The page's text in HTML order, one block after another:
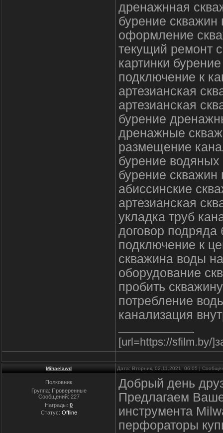
дренажнная
бурение скважин
оформление
текущий ремонт
картинки
подключение к
артезианская
артезианская
бурение
дренажные
размещение
бурение водяных
бурение скважин
абиссинские
артезианская
укладка труб
договор подряда
подключение к
скважина воды
оборудование
пробить
потребление
канализация
[url=https://sfilm.by/
Mihaelawd Дата: Вторник, 02.11.2021, 06:05 |
Полковник
Группа: Проверенные
Сообщений: 227
Награды: 0
Статус: Offline
Добрый день
Предлагаем
инструмента
перфораторы